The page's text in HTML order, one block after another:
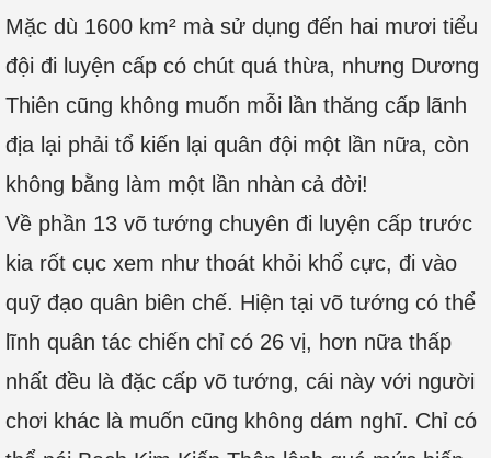
Mặc dù 1600 km² mà sử dụng đến hai mươi tiểu
đội đi luyện cấp có chút quá thừa, nhưng Dương
Thiên cũng không muốn mỗi lần thăng cấp lãnh
địa lại phải tổ kiến lại quân đội một lần nữa, còn
không bằng làm một lần nhàn cả đời!
Về phần 13 võ tướng chuyên đi luyện cấp trước
kia rốt cục xem như thoát khỏi khổ cực, đi vào
quỹ đạo quân biên chế. Hiện tại võ tướng có thể
lĩnh quân tác chiến chỉ có 26 vị, hơn nữa thấp
nhất đều là đặc cấp võ tướng, cái này với người
chơi khác là muốn cũng không dám nghĩ. Chỉ có